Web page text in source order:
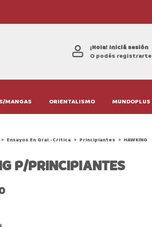
¡Hola! Iniciá sesión
O podés registrarte
MANGAS ORIENTALISMO MUNDOPLUS
> Ensayos En Gral.-Critica > Principiantes > HAWKING
P/PRINCIPIANTES